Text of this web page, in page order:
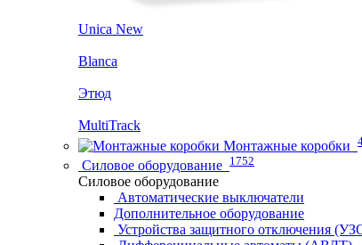
Unica New
Blanca
Этюд
MultiTrack
Монтажные коробки
Силовое оборудование 1752
Силовое оборудование
Автоматические выключатели
Дополнительное оборудование
Устройства защитного отключения